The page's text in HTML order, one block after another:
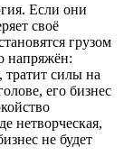
Если они
своё
грузом
напряжён:
тратит силы на
его бизнес
нетворческая,
не будет